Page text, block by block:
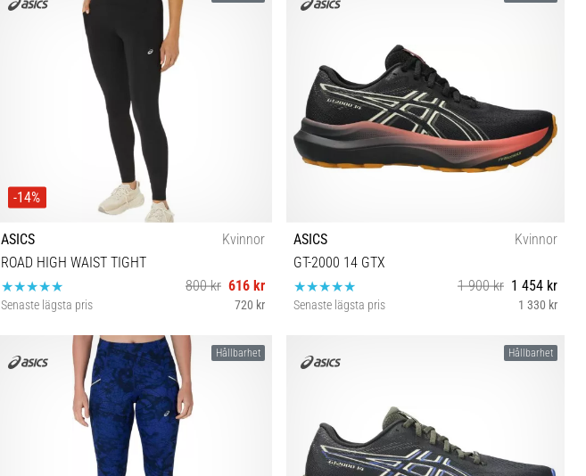
-14%
ASICS
Kvinnor
ROAD HIGH WAIST TIGHT
800 kr 616 kr
Senaste lägsta pris 720 kr
XS S
ASICS
Kvinnor
GT-2000 14 GTX
1 900 kr 1 454 kr
Senaste lägsta pris 1 330 kr
Hållbarhet Hållbarhet